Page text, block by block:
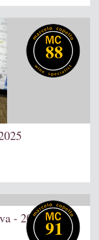
88
91
- 2024